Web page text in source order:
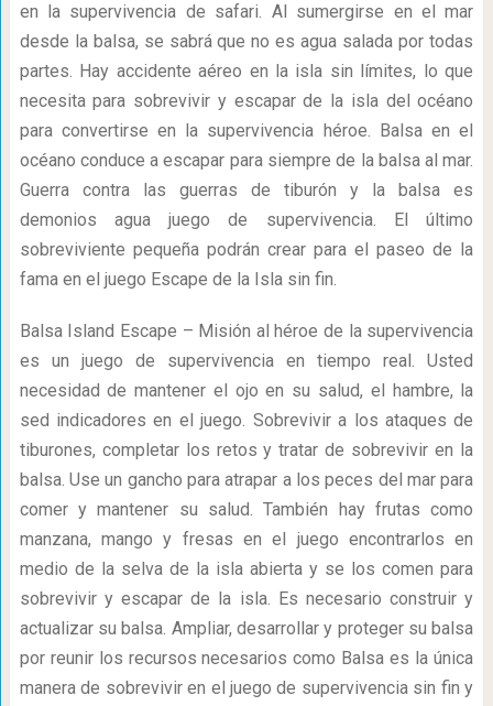
en la supervivencia de safari. Al sumergirse en el mar
desde la balsa, se sabrá que no es agua salada por todas
partes. Hay accidente aéreo en la isla sin límites, lo que
necesita para sobrevivir y escapar de la isla del océano
para convertirse en la supervivencia héroe. Balsa en el
océano conduce a escapar para siempre de la balsa al mar.
Guerra contra las guerras de tiburón y la balsa es
demonios agua juego de supervivencia. El último
sobreviviente pequeña podrán crear para el paseo de la
fama en el juego Escape de la Isla sin fin.
Balsa Island Escape – Misión al héroe de la supervivencia
es un juego de supervivencia en tiempo real. Usted
necesidad de mantener el ojo en su salud, el hambre, la
sed indicadores en el juego. Sobrevivir a los ataques de
tiburones, completar los retos y tratar de sobrevivir en la
balsa. Use un gancho para atrapar a los peces del mar para
comer y mantener su salud. También hay frutas como
manzana, mango y fresas en el juego encontrarlos en
medio de la selva de la isla abierta y se los comen para
sobrevivir y escapar de la isla. Es necesario construir y
actualizar su balsa. Ampliar, desarrollar y proteger su balsa
por reunir los recursos necesarios como Balsa es la única
manera de sobrevivir en el juego de supervivencia sin fin y